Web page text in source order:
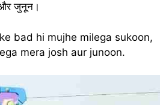
और जुनून।
bad hi mujhe milega sukoon,
mera josh aur junoon.